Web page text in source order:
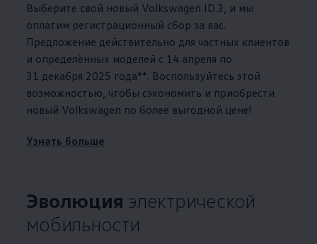
Выберите свой новый Volkswagen ID.3, и мы
оплатим регистрационный сбор за вас.
Предложение действительно для частных клиентов
и определённых моделей с 14 апреля по
31 декабря 2025 года**. Воспользуйтесь этой
возможностью, чтобы сэкономить и приобрести
новый Volkswagen по более выгодной цене!
Узнать больше
Эволюция электрической
мобильности